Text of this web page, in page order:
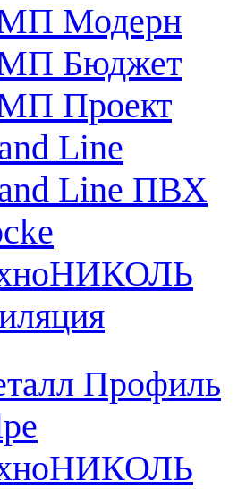
Модерн
Бюджет
Проект
Line
Line ПВХ
Профиль